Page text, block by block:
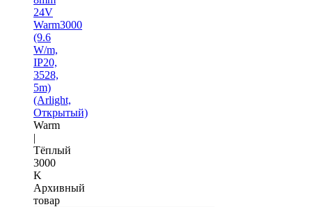
24V
Warm3000
(9.6
W/m,
IP20,
3528,
5m)
(Arlight,
Открытый)
Warm
|
Тёплый
3000
K
Архивный
товар